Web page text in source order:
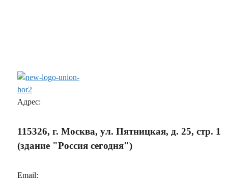
Адрес:
115326, г. Москва, ул. Пятницкая, д. 25, стр. 1
(здание "Россия сегодня")
Email: